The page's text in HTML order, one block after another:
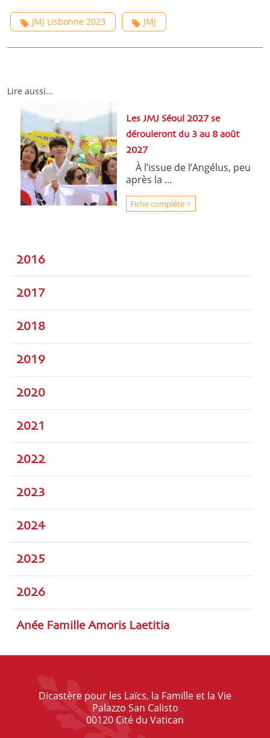
JMJ Lisbonne 2023 JMJ
Lire aussi...
Les JMJ Séoul 2027 se
dérouleront du 3 au 8 août
2027
À l’issue de l’Angélus, peu
après la ...
Fiche complète >
2016
2017
2018
2019
2020
2021
2022
2023
2024
2025
2026
Anée Famille Amoris Laetitia
Dicastère pour les Laïcs, la Famille et la Vie
Palazzo San Calisto
00120 Cité du Vatican